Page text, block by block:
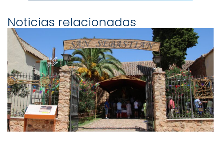
Noticias relacionadas